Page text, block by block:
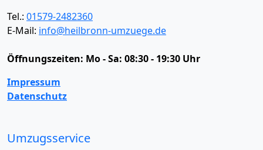
Tel.: 01579-2482360
E-Mail: info@heilbronn-umzuege.de
Öffnungszeiten: Mo - Sa: 08:30 - 19:30 Uhr
Impressum
Datenschutz
Umzugsservice